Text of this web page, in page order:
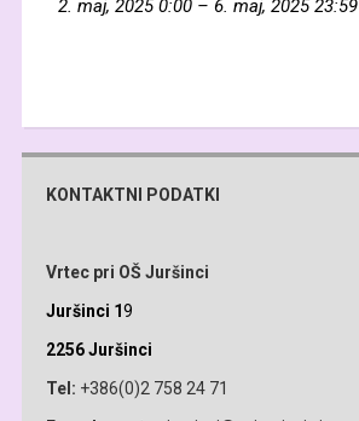
2. maj, 2025 0:00– 6. maj, 2025 23:59
KONTAKTNI PODATKI
Vrtec pri OŠ Juršinci
Juršinci 19
2256 Juršinci
Tel: +386(0)2 758 24 71